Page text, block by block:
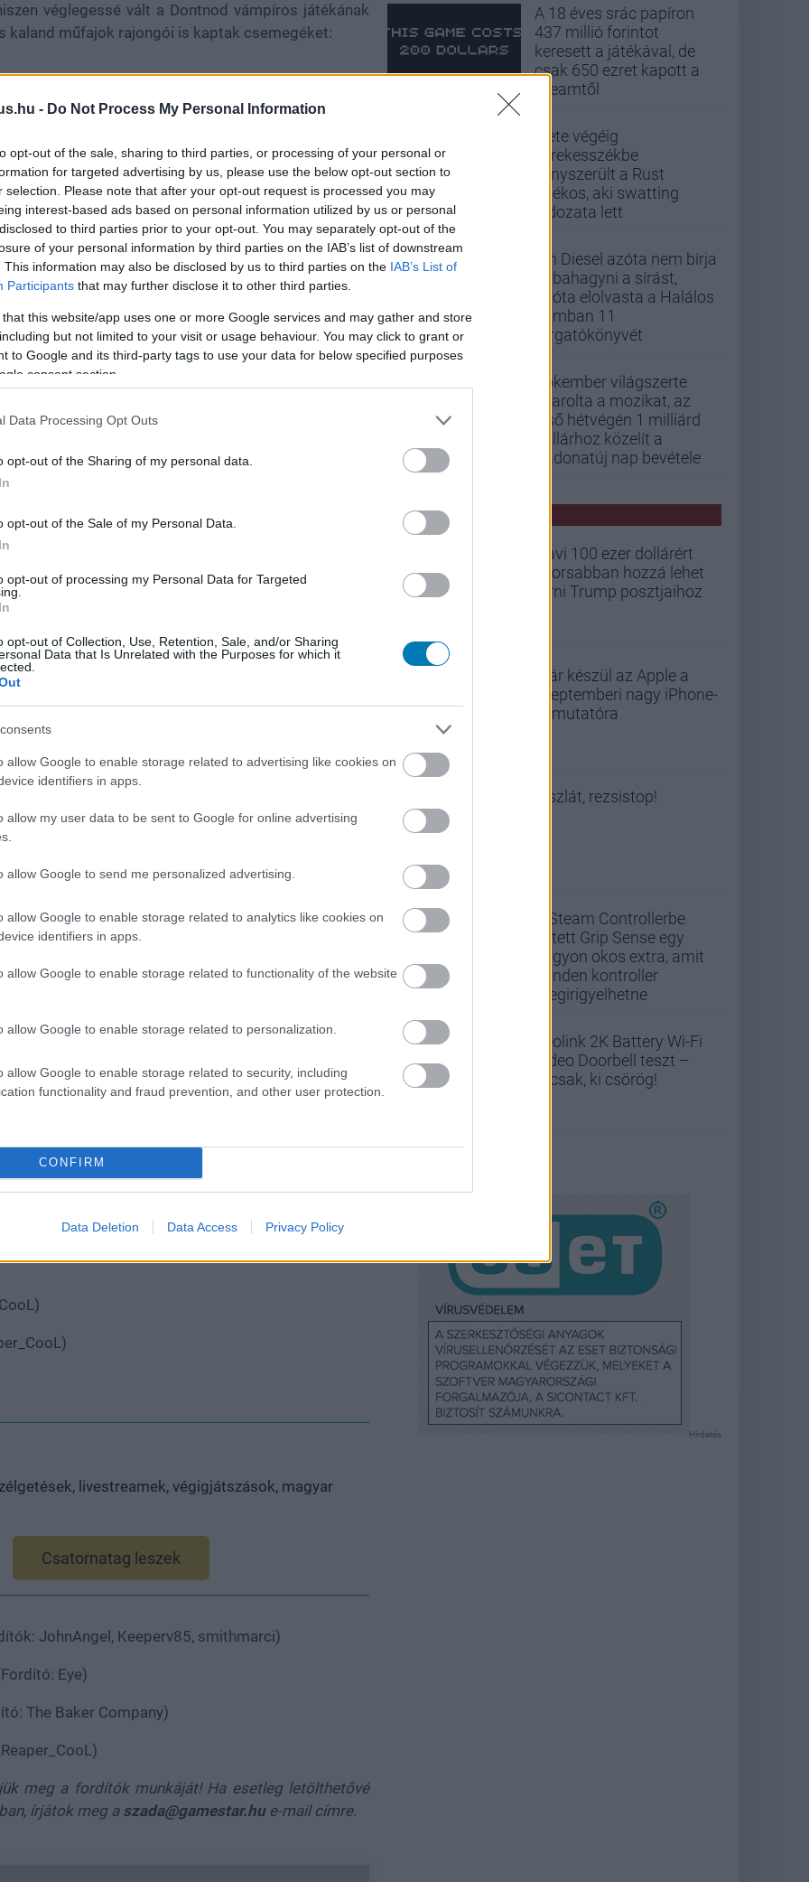
- Do Not Process My Personal Information
opt-out of the sale, sharing to third parties, or processing of your personal or
for targeted advertising by us, please use the below opt-out section to
selection. Please note that after your opt-out request is processed you may
interest-based ads based on personal information utilized by us or personal
to third parties prior to your opt-out. You may separately opt-out of the
of your personal information by third parties on the IAB’s list of downstream
This information may also be disclosed by us to third parties on the IAB’s List of
Participants that may further disclose it to other third parties.
that this website/app uses one or more Google services and may gather and store
but not limited to your visit or usage behaviour. You may click to grant or
to Google and its third-party tags to use your data for below specified purposes
consent section.
Data Processing Opt Outs
opt-out of the Sharing of my personal data.
opt-out of the Sale of my Personal Data.
opt-out of processing my Personal Data for Targeted
opt-out of Collection, Use, Retention, Sale, and/or Sharing
Data that Is Unrelated with the Purposes for which it
allow Google to enable storage related to advertising like cookies on
identifiers in apps.
allow my user data to be sent to Google for online advertising
allow Google to send me personalized advertising.
allow Google to enable storage related to analytics like cookies on
identifiers in apps.
allow Google to enable storage related to functionality of the website
allow Google to enable storage related to personalization.
allow Google to enable storage related to security, including
functionality and fraud prevention, and other user protection.
CONFIRM
Data Deletion Data Access Privacy Policy
véglegessé vált a Dontnod vámpíros játékának
kaland műfajok rajongói is kaptak csemegéket:
Vapeking)
Vapeking, TelerianTales)
Szendrődi Ferenc)
(Fordító: RETRO_hun)
livestreamek, végigjátszások, magyar
Csatornatag leszek
JohnAngel, Keeperv85, smithmarci)
Eye)
The Baker Company)
meg a fordítók munkáját! Ha esetleg letölthetővé
írjátok meg a szada@gamestar.hue-mail címre.
A 18 éves srác papíron
437 millió forintot
keresett a játékával, de
csak 650 ezret kapott a
Steamtől
Élete végéig
kerekesszékbe
kényszerült a Rust
játékos, aki swatting
áldozata lett
Vin Diesel azóta nem bírja
abbahagyni a sírást,
mióta elolvasta a Halálos
iramban 11
forgatókönyvét
Pókember világszerte
letarolta a mozikat, az
első hétvégén 1 milliárd
dollárhoz közelít a
Vadonatúj nap bevétele
PCW HÍREK
Havi 100 ezer dollárért
gyorsabban hozzá lehet
férni Trump posztjaihoz
Már készül az Apple a
szeptemberi nagy iPhone-
bemutatóra
Viszlát, rezsistop!
A Steam Controllerbe
rejtett Grip Sense egy
nagyon okos extra, amit
minden kontroller
megirigyelhetne
Reolink 2K Battery Wi-Fi
Video Doorbell teszt –
Nicsak, ki csörög!
Hirdetés